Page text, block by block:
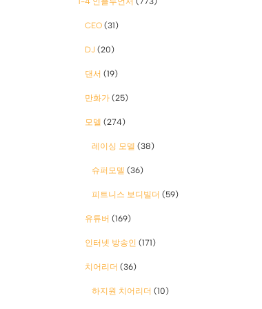
CEO (31)
DJ (20)
댄서 (19)
만화가 (25)
모델 (274)
레이싱 모델 (38)
슈퍼모델 (36)
피트니스 보디빌더 (59)
유튜버 (169)
인터넷 방송인 (171)
치어리더 (36)
하지원 치어리더 (10)